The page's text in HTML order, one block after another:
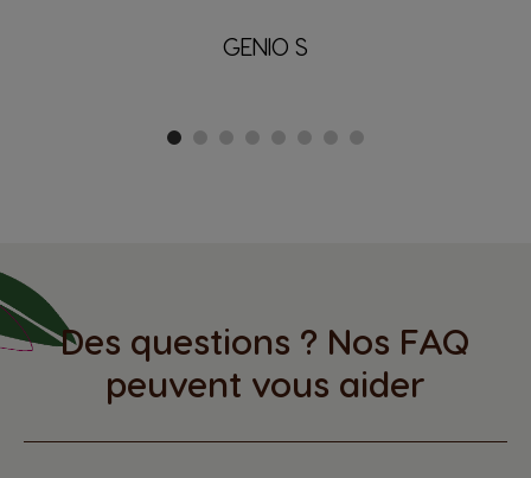
GENIO S
Des questions ? Nos FAQ
peuvent vous aider